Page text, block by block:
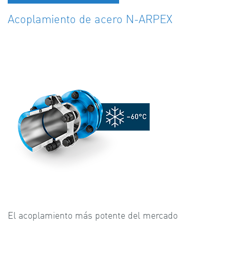
Acoplamiento de acero N-ARPEX
El acoplamiento más potente del mercado